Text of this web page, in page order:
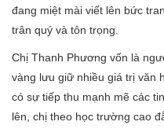
đang miệt mài viết lên bức
trân quý và tôn trọng.
Chị Thanh Phương vốn là
vàng lưu giữ nhiều giá trị văn
có sự tiếp thu mạnh mẽ các
lên, chị theo học trường cao